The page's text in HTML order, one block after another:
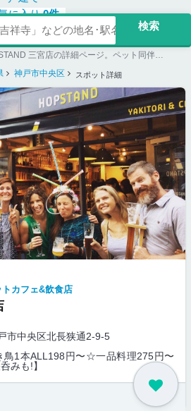
に入り0件
兵庫県神戸市中央区のHOPSTAND 三宮店の詳細ページ。ペット同伴可のお店探しならペットホームウェブ。ペット可賃貸のお部屋探し、ペット可マンション購入のご検討時にもご利用ください。
神戸市中央区 スポット詳細
カフェ&飲食店
市中央区北長狭通2-9-5
鳥1本ALL198円〜☆一品料理275円〜
みも!】